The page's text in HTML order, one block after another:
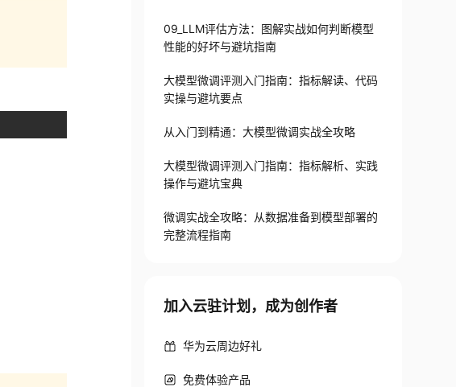
09_LLM评估方法：图解实战如何判断模型
性能的好坏与避坑指南
大模型微调评测入门指南：指标解读、代码
实操与避坑要点
从入门到精通：大模型微调实战全攻略
大模型微调评测入门指南：指标解析、实践
操作与避坑宝典
微调实战全攻略：从数据准备到模型部署的
完整流程指南
加入云驻计划，成为创作者
华为云周边好礼
免费体验产品